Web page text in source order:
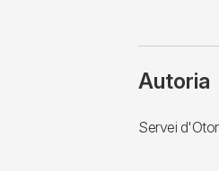
Autoria
Servei